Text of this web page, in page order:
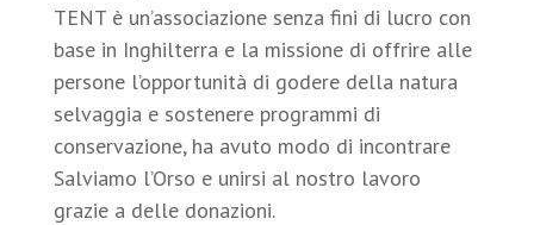
TENT è un’associazione senza fini di lucro con
base in Inghilterra e la missione di offrire alle
persone l’opportunità di godere della natura
selvaggia e sostenere programmi di
conservazione, ha avuto modo di incontrare
Salviamo l’Orso e unirsi al nostro lavoro
grazie a delle donazioni.